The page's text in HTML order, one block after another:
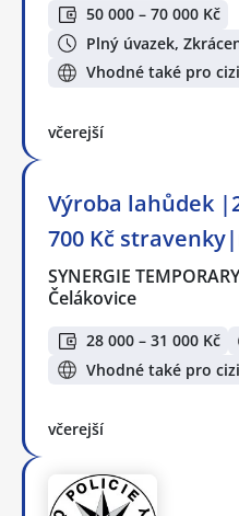
50 000 – 70 000 Kč
Plný úvazek,
Vhodné také pro
včerejší
Výroba lahůdek
700 Kč
SYNERGIE
Čelákovice
28 000 – 31 000 Kč
Vhodné také pro
včerejší